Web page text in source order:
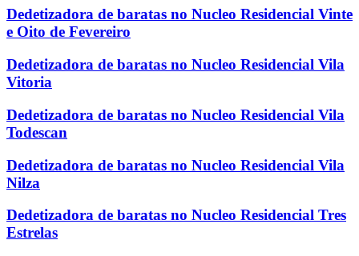
Dedetizadora de baratas no Nucleo Residencial Vinte
e Oito de Fevereiro
Dedetizadora de baratas no Nucleo Residencial Vila
Vitoria
Dedetizadora de baratas no Nucleo Residencial Vila
Todescan
Dedetizadora de baratas no Nucleo Residencial Vila
Nilza
Dedetizadora de baratas no Nucleo Residencial Tres
Estrelas